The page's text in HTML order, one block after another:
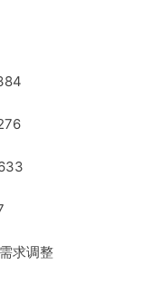
求调整